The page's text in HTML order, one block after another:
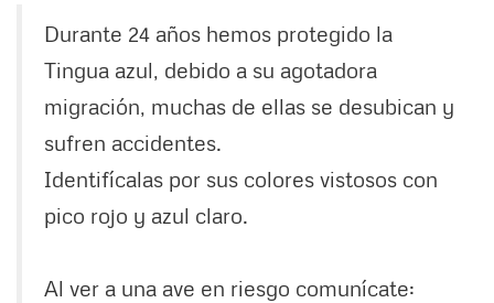
Durante 24 años hemos protegido la
Tingua azul, debido a su agotadora
migración, muchas de ellas se desubican y
sufren accidentes.
Identifícalas por sus colores vistosos con
pico rojo y azul claro.
Al ver a una ave en riesgo comunícate: